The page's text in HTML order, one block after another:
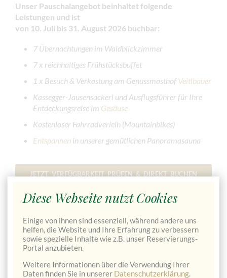
Unser Pauschalangebot beinhaltet folgende
Leistungen und ist
von 10. Juli bis 31. August 2026 buchbar:
7 Übernachtungen im Waldblickzimmer
7 x reichhaltiges Frühstücksbuffet
1 x Besuch & Verkostung am Genussmosthof Veitlbauer
Kassegger-Jausensackerl und Ausflugsführer für Ihre
Entdeckungsreise im Gesäuse
Kostenloser Fahrradverleih (Mountainbikes)
Entspannen in unserer gemütlichen Panoramasauna
JETZT VERFÜGBARKEIT PRÜFEN & DIREKT BUCHEN
Pauschalpreis für 7 Übernachtungen
inkl. Frühstück und den oben angeführten
Leistungen
Diese Webseite nutzt Cookies
Einige von ihnen sind essenziell, während andere uns
helfen, die Website und Ihre Erfahrung zu verbessern
sowie spezielle Inhalte wie z.B. unser Reservierungs-
Portal anzubieten.
Weitere Informationen über die Verwendung Ihrer
Daten finden Sie in unserer Datenschutzerklärung.